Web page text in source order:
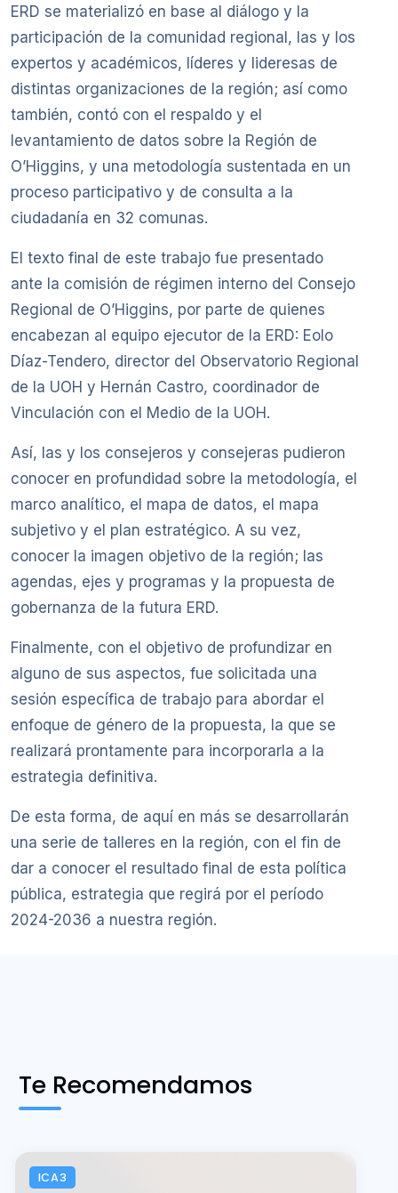
ERD se materializó en base al diálogo y la
participación de la comunidad regional, las y los
expertos y académicos, líderes y lideresas de
distintas organizaciones de la región; así como
también, contó con el respaldo y el
levantamiento de datos sobre la Región de
O’Higgins, y una metodología sustentada en un
proceso participativo y de consulta a la
ciudadanía en 32 comunas.
El texto final de este trabajo fue presentado
ante la comisión de régimen interno del Consejo
Regional de O’Higgins, por parte de quienes
encabezan al equipo ejecutor de la ERD: Eolo
Díaz-Tendero, director del Observatorio Regional
de la UOH y Hernán Castro, coordinador de
Vinculación con el Medio de la UOH.
Así, las y los consejeros y consejeras pudieron
conocer en profundidad sobre la metodología, el
marco analítico, el mapa de datos, el mapa
subjetivo y el plan estratégico. A su vez,
conocer la imagen objetivo de la región; las
agendas, ejes y programas y la propuesta de
gobernanza de la futura ERD.
Finalmente, con el objetivo de profundizar en
alguno de sus aspectos, fue solicitada una
sesión específica de trabajo para abordar el
enfoque de género de la propuesta, la que se
realizará prontamente para incorporarla a la
estrategia definitiva.
De esta forma, de aquí en más se desarrollarán
una serie de talleres en la región, con el fin de
dar a conocer el resultado final de esta política
pública, estrategia que regirá por el período
2024-2036 a nuestra región.
Te Recomendamos
ICA3